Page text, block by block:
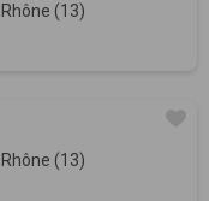
(13)
(13)